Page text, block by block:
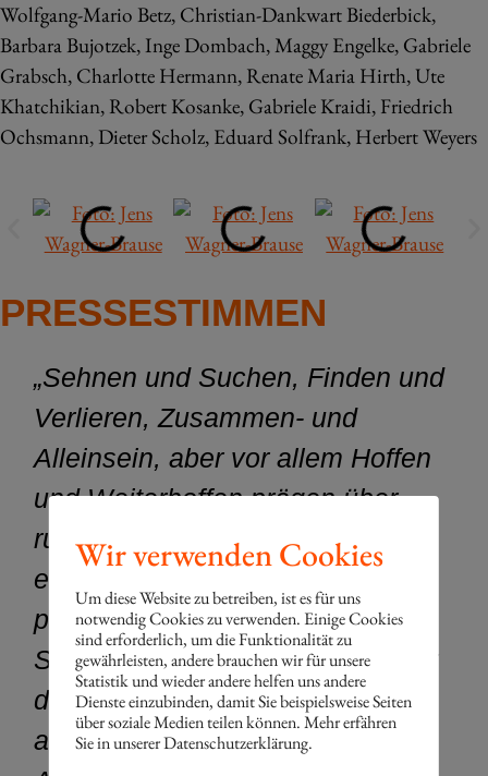
Wolfgang-Mario Betz, Christian-Dankwart Biederbick,
Barbara Bujotzek, Inge Dombach, Maggy Engelke, Gabriele
Grabsch, Charlotte Hermann, Renate Maria Hirth, Ute
Khatchikian, Robert Kosanke, Gabriele Kraidi, Friedrich
Ochsmann, Dieter Scholz, Eduard Solfrank, Herbert Weyers
PRESSESTIMMEN
„Sehnen und Suchen, Finden und
Verlieren, Zusammen- und
Alleinsein, aber vor allem Hoffen
und Weiterhoffen prägen über
rund 80 Minuten ein
empathisches Werk, das
poetische Nostalgie nicht mit
Sentimentalität gleichsetzt. Unter
der Regie von Ingrid Berzau
agieren die 67- bis 91-jährigen
Wir verwenden Cookies
Um diese Website zu betreiben, ist es für uns
notwendig Cookies zu verwenden. Einige Cookies
sind erforderlich, um die Funktionalität zu
gewährleisten, andere brauchen wir für unsere
Statistik und wieder andere helfen uns andere
Dienste einzubinden, damit Sie beispielsweise Seiten
über soziale Medien teilen können. Mehr erfähren
Sie in unserer Datenschutzerklärung.